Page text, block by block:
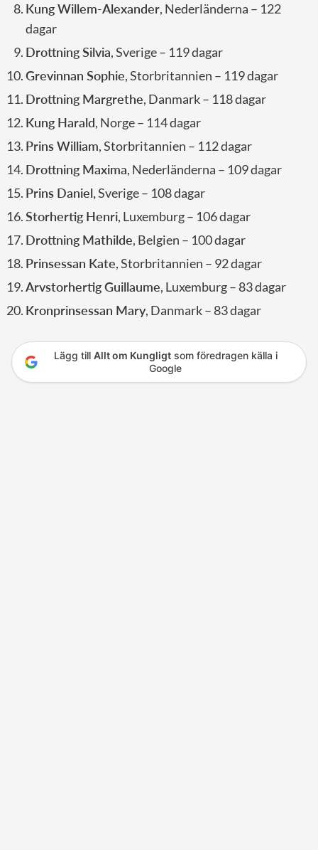
Kung Willem-Alexander, Nederländerna – 122
dagar
Drottning Silvia, Sverige – 119 dagar
Grevinnan Sophie, Storbritannien – 119 dagar
Drottning Margrethe, Danmark – 118 dagar
Kung Harald, Norge – 114 dagar
Prins William, Storbritannien – 112 dagar
Drottning Maxima, Nederländerna – 109 dagar
Prins Daniel,Sverige – 108 dagar
Storhertig Henri, Luxemburg – 106 dagar
Drottning Mathilde, Belgien – 100 dagar
Prinsessan Kate, Storbritannien – 92 dagar
Arvstorhertig Guillaume, Luxemburg – 83 dagar
Kronprinsessan Mary, Danmark – 83 dagar
Lägg till Allt om Kungligtsom föredragen källa i
Google